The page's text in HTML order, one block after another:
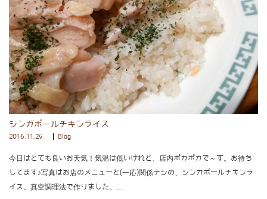
シンガポールチキンライス
2016.11.29 Blog
今日はとても良いお天気！気温は低いけれど、店内ポカポカで～す。お待ち
してます♪写真はお店のメニューと(一応)関係ナシの、シンガポールチキンラ
イス。真空調理法で作りました。…